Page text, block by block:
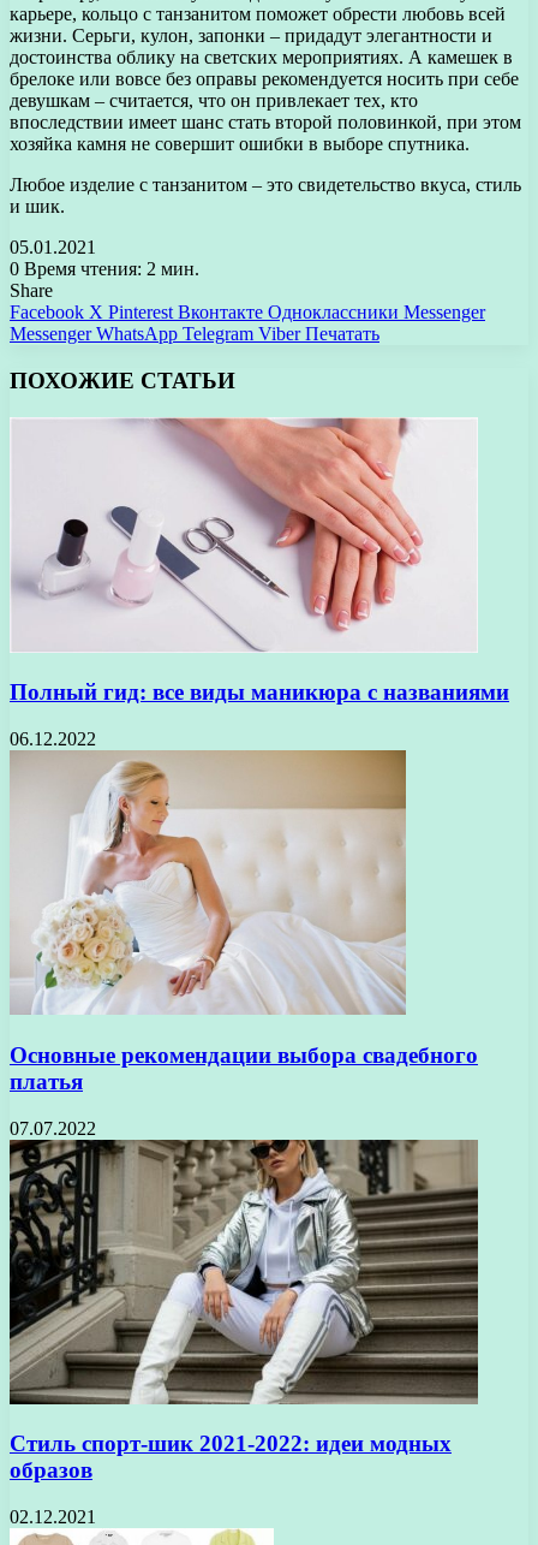
карьере, кольцо с танзанитом поможет обрести любовь всей
жизни. Серьги, кулон, запонки – придадут элегантности и
достоинства облику на светских мероприятиях. А камешек в
брелоке или вовсе без оправы рекомендуется носить при себе
девушкам – считается, что он привлекает тех, кто
впоследствии имеет шанс стать второй половинкой, при этом
хозяйка камня не совершит ошибки в выборе спутника.
Любое изделие с танзанитом – это свидетельство вкуса, стиль
и шик.
05.01.2021
0 Время чтения: 2 мин.
Share
Facebook X Pinterest Вконтакте Одноклассники Messenger
Messenger WhatsApp Telegram Viber Печатать
ПОХОЖИЕ СТАТЬИ
Полный гид: все виды маникюра с названиями
06.12.2022
Основные рекомендации выбора свадебного
платья
07.07.2022
Стиль спорт-шик 2021-2022: идеи модных
образов
02.12.2021